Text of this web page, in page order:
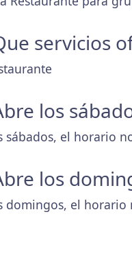
servicios
los
sábados, el horario
los
domingos, el horario